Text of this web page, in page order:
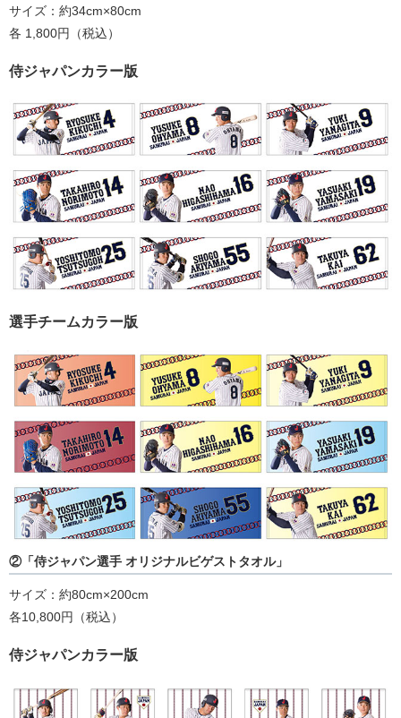
サイズ：約34cm×80cm
各 1,800円（税込）
侍ジャパンカラー版
選手チームカラー版
②「侍ジャパン選手 オリジナルビゲストタオル」
サイズ：約80cm×200cm
各10,800円（税込）
侍ジャパンカラー版